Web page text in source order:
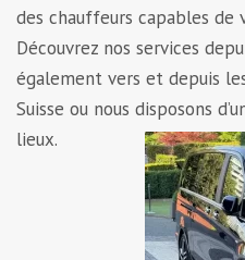
des chauffeurs capables de
Découvrez nos services
également vers et depuis
Suisse ou nous disposons
lieux.